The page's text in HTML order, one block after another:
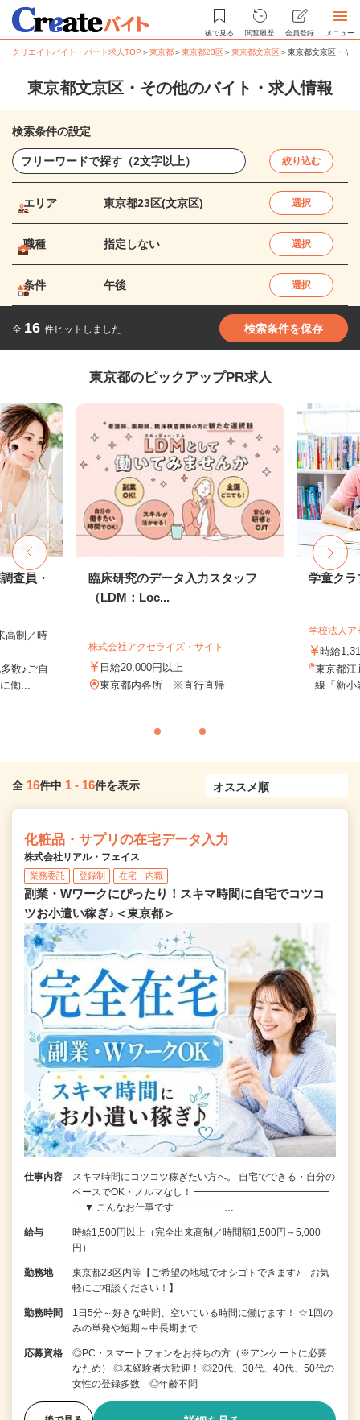
後で見る 閲覧履歴 会員登録 メニュー
クリエイトバイト・パート求人TOP ＞東京都＞東京都23区＞東京都文京区＞東京都文京区・そ
東京都文京区・その他のバイト・求人情報
検索条件の設定
絞り込む
エリア 東京都23区(文京区) 選択
職種 指定しない 選択
条件 午後 選択
全 16 件ヒットしました 検索条件を保存
東京都のピックアップPR求人
査員・
高制／時
数♪ご自
働...
臨床研究のデータ入力スタッフ
（LDM：Loc...
株式会社アクセライズ・サイト
日給20,000円以上
東京都内各所 ※直行直帰
学童クラ
学校法人
時給
東京都江
線「新小
全 16件中 1 - 16件を表示
化粧品・サプリの在宅データ入力
株式会社リアル・フェイス
業務委託 登録制 在宅・内職
副業・Wワークにぴったり！スキマ時間に自宅でコツコ
ツお小遣い稼ぎ♪＜東京都＞
仕事内容
スキマ時間にコツコツ稼ぎたい方へ。 自宅でできる・自分の
ペースでOK・ノルマなし！ ━━━━━━━━━━━━━━
━ ▼ こんなお仕事です ━━━━━…
給与
時給1,500円以上（完全出来高制／時間額1,500円～5,000
円）
勤務地
東京都23区内等【ご希望の地域でオシゴトできます♪ お気
軽にご相談ください！】
勤務時間
1日5分～好きな時間、空いている時間に働けます！ ☆1回の
みの単発や短期～中長期まで…
応募資格
◎PC・スマートフォンをお持ちの方（※アンケートに必要
なため） ◎未経験者大歓迎！ ◎20代、30代、40代、50代の
女性の登録多数 ◎年齢不問